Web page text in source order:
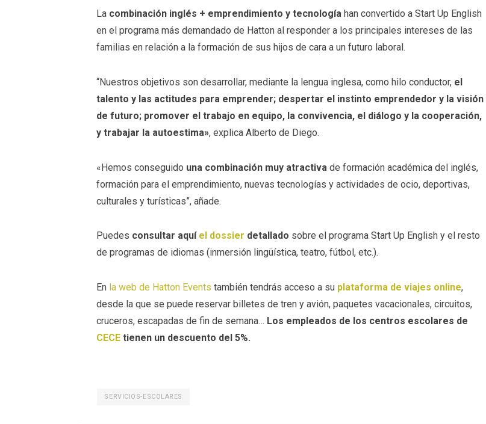
La combinación inglés + emprendimiento y tecnología han convertido a Start Up English
en el programa más demandado de Hatton al responder a los principales intereses de las
familias en relación a la formación de sus hijos de cara a un futuro laboral.
“Nuestros objetivos son desarrollar, mediante la lengua inglesa, como hilo conductor, el
talento y las actitudes para emprender; despertar el instinto emprendedor y la visión
de futuro; promover el trabajo en equipo, la convivencia, el diálogo y la cooperación,
y trabajar la autoestima», explica Alberto de Diego.
«Hemos conseguido una combinación muy atractiva de formación académica del inglés,
formación para el emprendimiento, nuevas tecnologías y actividades de ocio, deportivas,
culturales y turísticas”, añade.
Puedes consultar aquí el dossier detallado sobre el programa Start Up English y el resto
de programas de idiomas (inmersión lingüística, teatro, fútbol, etc.).
En la web de Hatton Events también tendrás acceso a su plataforma de viajes online,
desde la que se puede reservar billetes de tren y avión, paquetes vacacionales, circuitos,
cruceros, escapadas de fin de semana… Los empleados de los centros escolares de
CECE tienen un descuento del 5%.
SERVICIOS-ESCOLARES